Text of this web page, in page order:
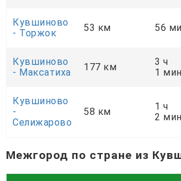
Кувшиново
- Торжок
53 км 56
Кувшиново
- Максатиха
177 км
3 ч
1 мин
Кувшиново
-
Селижарово
58 км
1 ч
2 мин
Межгород по стране из